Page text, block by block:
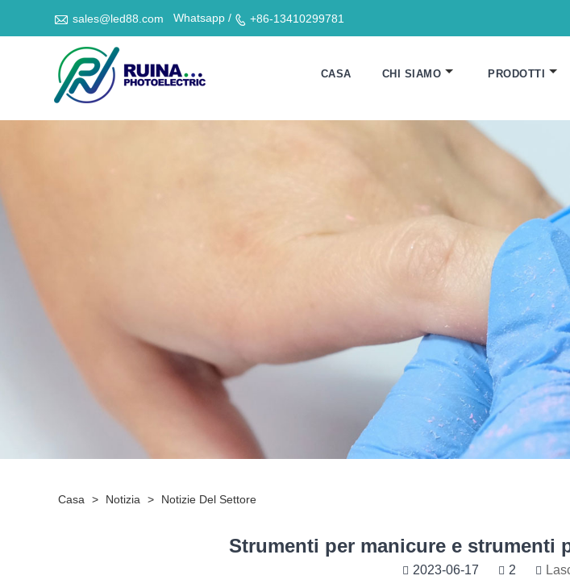
 sales@led88.com Whatsapp /  +86-13410299781
CASA CHI SIAMO PRODOTTI
Casa > Notizia > Notizie Del Settore
Strumenti per manicure e
2023-06-17 2